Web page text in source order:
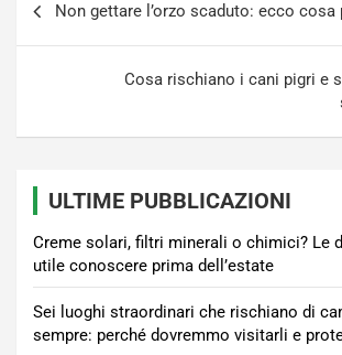
articoli
Non gettare l’orzo scaduto: ecco cosa
Cosa rischiano i cani pigri e
ULTIME PUBBLICAZIONI
Creme solari, filtri minerali o chimici? Le
utile conoscere prima dell’estate
Sei luoghi straordinari che rischiano di
sempre: perché dovremmo visitarli e